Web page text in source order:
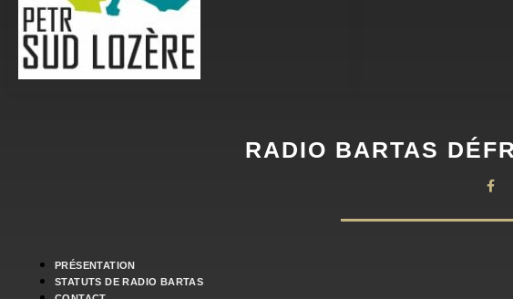
RADIO BARTAS
PRÉSENTATION
STATUTS DE RADIO BARTAS